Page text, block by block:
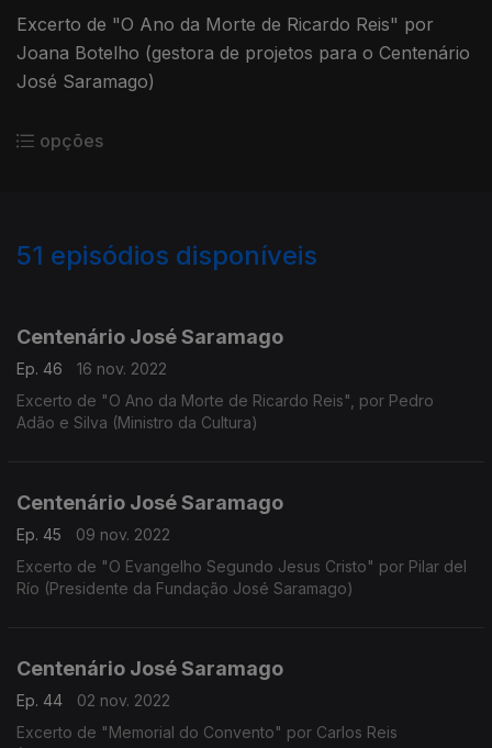
Excerto de "O Ano da Morte de Ricardo Reis" por
Joana Botelho (gestora de projetos para o Centenário
José Saramago)
opções
51 episódios disponíveis
Centenário José Saramago
Ep. 46
16 nov. 2022
Excerto de "O Ano da Morte de Ricardo Reis", por Pedro
Adão e Silva (Ministro da Cultura)
Centenário José Saramago
Ep. 45
09 nov. 2022
Excerto de "O Evangelho Segundo Jesus Cristo" por Pilar del
Río (Presidente da Fundação José Saramago)
Centenário José Saramago
Ep. 44
02 nov. 2022
Excerto de "Memorial do Convento" por Carlos Reis